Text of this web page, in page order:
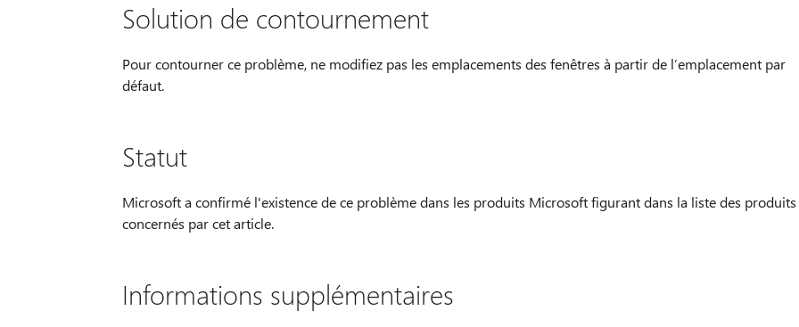
Solution de contournement
Pour contourner ce problème, ne modifiez pas les emplacements des fenêtres à partir de l’emplacement par
défaut.
Statut
Microsoft a confirmé l'existence de ce problème dans les produits Microsoft figurant dans la liste des produits
concernés par cet article.
Informations supplémentaires